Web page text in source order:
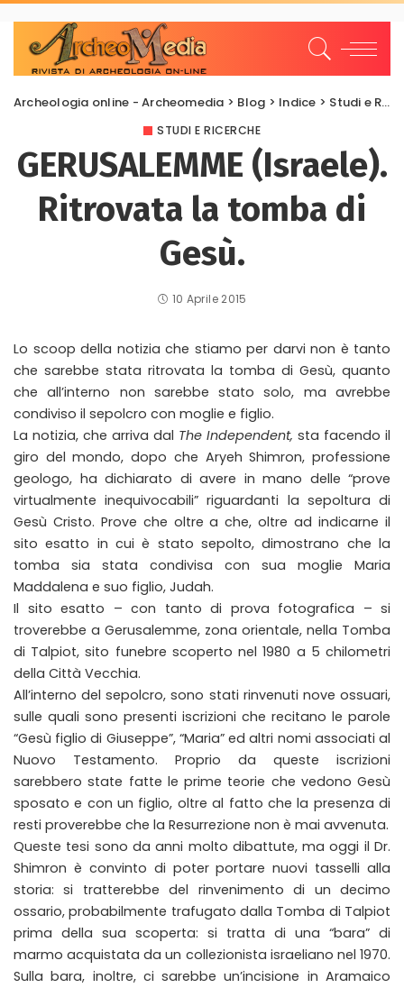
Archeologia online - Archeomedia > Blog > Indice > Studi e Ricerche
STUDI E RICERCHE
GERUSALEMME (Israele).
Ritrovata la tomba di
Gesù.
10 Aprile 2015
Lo scoop della notizia che stiamo per darvi non è tanto
che sarebbe stata ritrovata la tomba di Gesù, quanto
che all’interno non sarebbe stato solo, ma avrebbe
condiviso il sepolcro con moglie e figlio.
La notizia, che arriva dal The Independent, sta facendo il
giro del mondo, dopo che Aryeh Shimron, professione
geologo, ha dichiarato di avere in mano delle “prove
virtualmente inequivocabili” riguardanti la sepoltura di
Gesù Cristo. Prove che oltre a che, oltre ad indicarne il
sito esatto in cui è stato sepolto, dimostrano che la
tomba sia stata condivisa con sua moglie Maria
Maddalena e suo figlio, Judah.
Il sito esatto – con tanto di prova fotografica – si
troverebbe a Gerusalemme, zona orientale, nella Tomba
di Talpiot, sito funebre scoperto nel 1980 a 5 chilometri
della Città Vecchia.
All’interno del sepolcro, sono stati rinvenuti nove ossuari,
sulle quali sono presenti iscrizioni che recitano le parole
“Gesù figlio di Giuseppe”, “Maria” ed altri nomi associati al
Nuovo Testamento. Proprio da queste iscrizioni
sarebbero state fatte le prime teorie che vedono Gesù
sposato e con un figlio, oltre al fatto che la presenza di
resti proverebbe che la Resurrezione non è mai avvenuta.
Queste tesi sono da anni molto dibattute, ma oggi il Dr.
Shimron è convinto di poter portare nuovi tasselli alla
storia: si tratterebbe del rinvenimento di un decimo
ossario, probabilmente trafugato dalla Tomba di Talpiot
prima della sua scoperta: si tratta di una “bara” di
marmo acquistata da un collezionista israeliano nel 1970.
Sulla bara, inoltre, ci sarebbe un’incisione in Aramaico